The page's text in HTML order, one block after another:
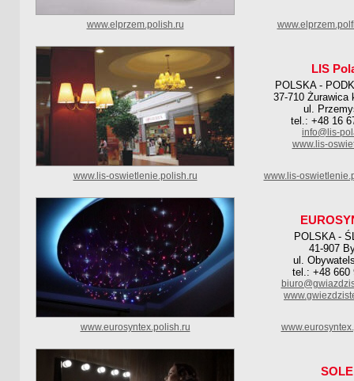
www.elprzem.polish.ru
LIS
POLSKA -
37-710 Żurawica
ul.
tel.: +48 16
info@lis-
www.lis-
www.lis-oswietlenie.polish.ru www.lis-
POLSKA -
41-907
ul.
tel.: +48 660
www.eurosyntex.polish.ru